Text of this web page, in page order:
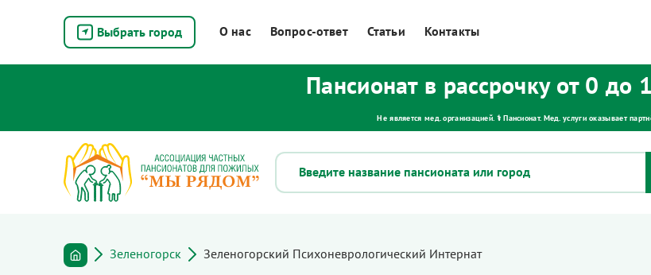
Выбрать город О нас Вопрос-ответ Статьи Контакты
Пансионат в рассрочку от 0 до
Не является мед. организацией. ⚕ Пансионат. Мед. услуги оказывает
Зеленогорск Зеленогорский Психоневрологический Интернат